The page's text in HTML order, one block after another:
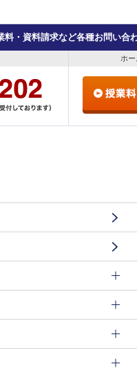
料・資料請求など各種お問い合
ホ